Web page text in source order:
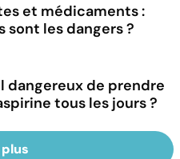
et médicaments :
sont les dangers ?
dangereux de prendre
tous les jours ?